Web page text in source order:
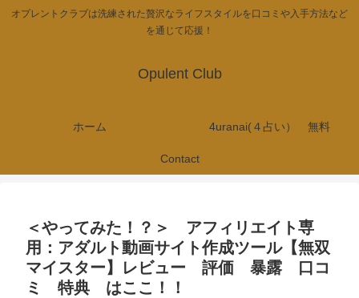
オプレントクラブは洗練された贅沢なライフスタイルを口コミや入手方法など
を通じて応援！
Opulent Club
ホーム 4uranai(４占い） 無料
Contact
＜やってみた！？＞ アフィリエイト専
用：アダルト動画サイト作成ツール【無双
マイスター】レビュー 評価 暴露 口コ
ミ 特典 はここ！！